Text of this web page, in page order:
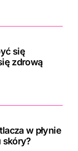
się
zdrową
w płynie
skóry?